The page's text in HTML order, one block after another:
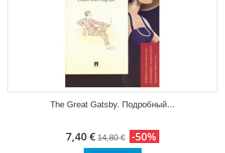
The Great Gatsby. Подробный...
7,40 € 14,80 € -50%